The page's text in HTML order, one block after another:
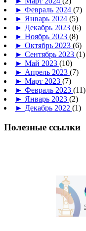
► Февраль 2024 (7)
► Январь 2024 (5)
► Декабрь 2023 (6)
► Ноябрь 2023 (8)
► Октябрь 2023 (6)
► Сентябрь 2023 (1)
► Май 2023 (10)
► Апрель 2023 (7)
► Март 2023 (7)
► Февраль 2023 (11)
► Январь 2023 (2)
► Декабрь 2022 (1)
Полезные ссылки